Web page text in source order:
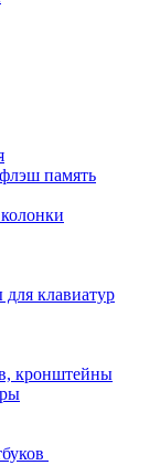
память
клавиатур
кронштейны